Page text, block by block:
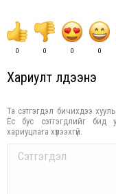
0 0 0 0
Хариулт үлдээнэ үү
Та сэтгэгдэл бичихдээ
Ёс бус сэтгэгдлийг бид
хариуцлага хүлээхгүй.
Comment